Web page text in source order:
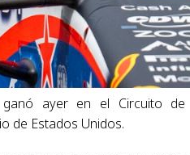
ayer en el Circuito
de Estados Unidos.